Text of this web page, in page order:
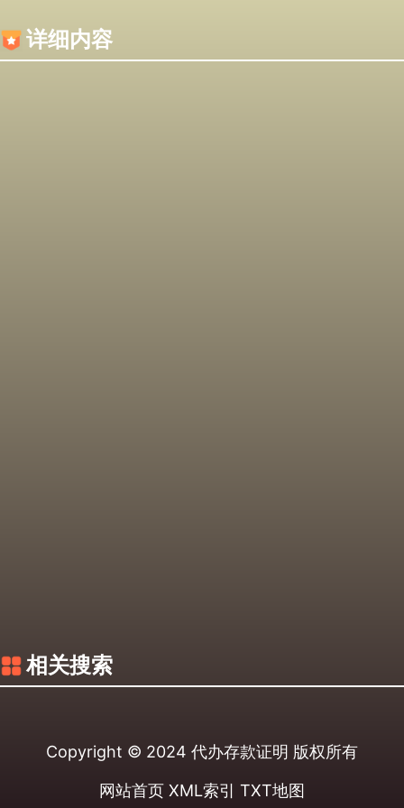
详细内容
相关搜索
Copyright © 2024 代办存款证明 版权所有
网站首页 XML索引 TXT地图